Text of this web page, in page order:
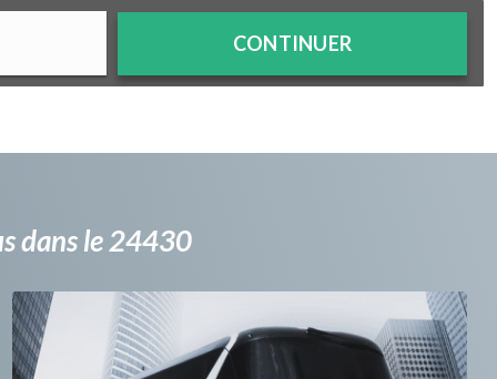
CONTINUER
dans le 24430